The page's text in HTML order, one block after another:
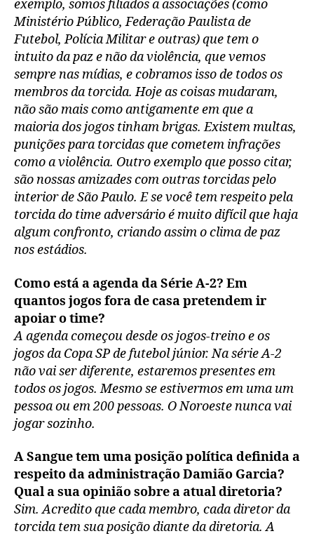
exemplo, somos filiados a associações (como
Ministério Público, Federação Paulista de
Futebol, Polícia Militar e outras) que tem o
intuito da paz e não da violência, que vemos
sempre nas mídias, e cobramos isso de todos os
membros da torcida. Hoje as coisas mudaram,
não são mais como antigamente em que a
maioria dos jogos tinham brigas. Existem multas,
punições para torcidas que cometem infrações
como a violência. Outro exemplo que posso citar,
são nossas amizades com outras torcidas pelo
interior de São Paulo. E se você tem respeito pela
torcida do time adversário é muito difícil que haja
algum confronto, criando assim o clima de paz
nos estádios.
Como está a agenda da Série A-2? Em
quantos jogos fora de casa pretendem ir
apoiar o time?
A agenda começou desde os jogos-treino e os
jogos da Copa SP de futebol júnior. Na série A-2
não vai ser diferente, estaremos presentes em
todos os jogos. Mesmo se estivermos em uma um
pessoa ou em 200 pessoas. O Noroeste nunca vai
jogar sozinho.
A Sangue tem uma posição política definida a
respeito da administração Damião Garcia?
Qual a sua opinião sobre a atual diretoria?
Sim. Acredito que cada membro, cada diretor da
torcida tem sua posição diante da diretoria. A